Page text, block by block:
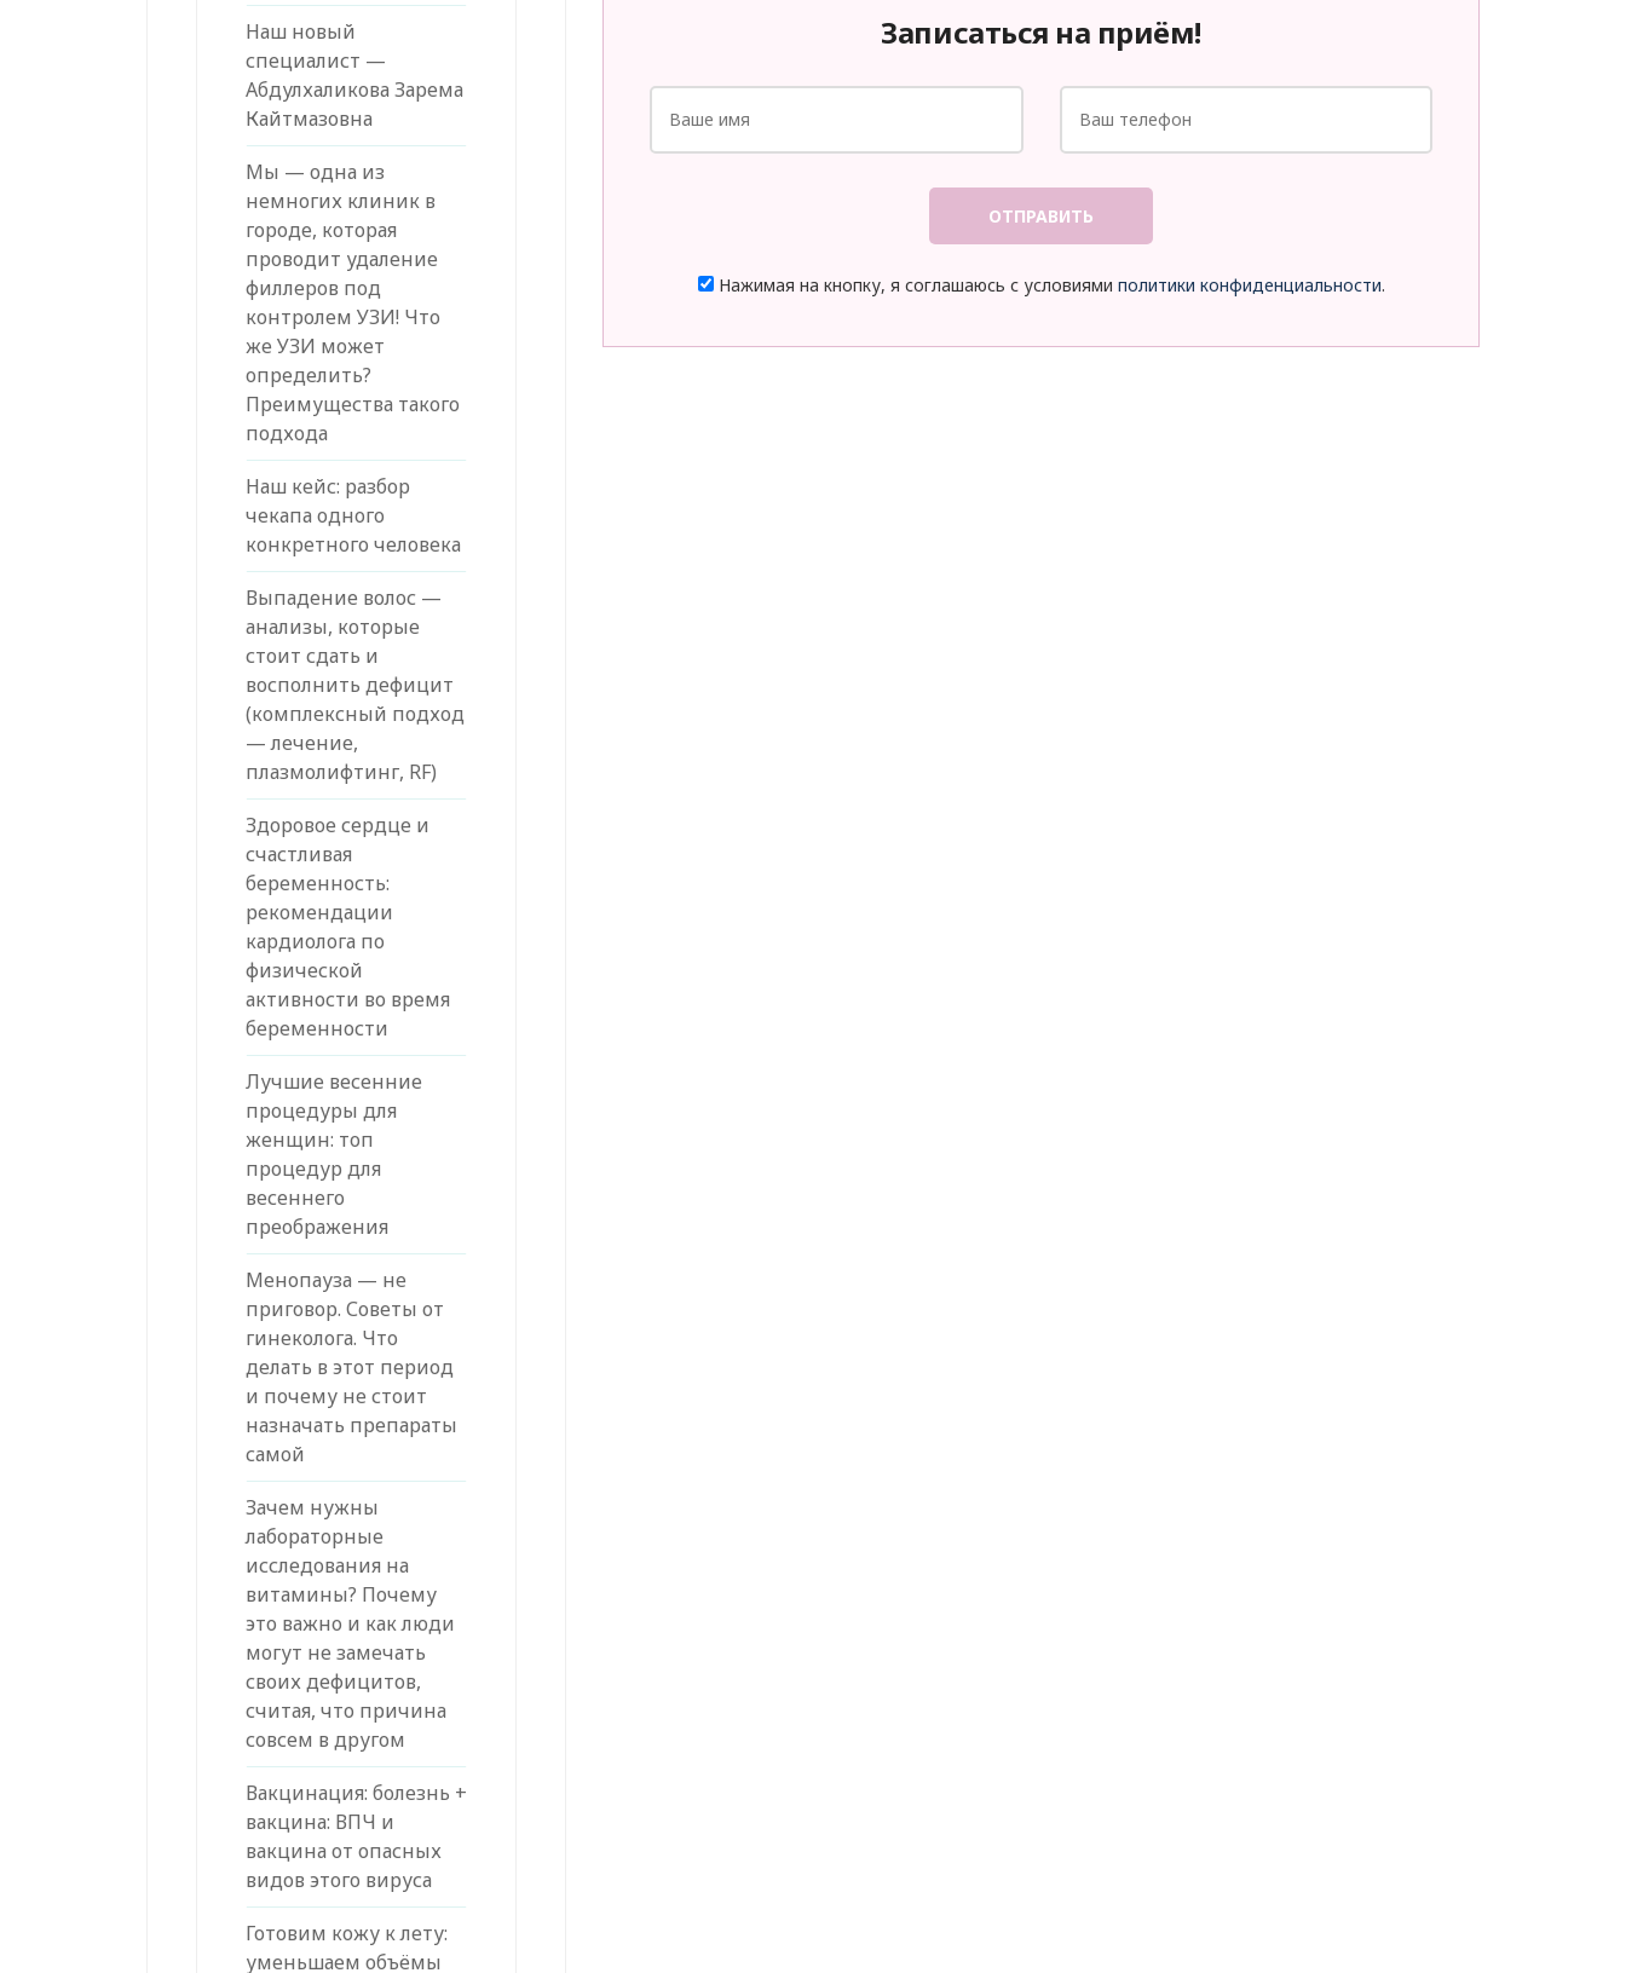
Наш новый
специалист —
Абдулхаликова Зарема
Кайтмазовна
Мы — одна из
немногих клиник в
городе, которая
проводит удаление
филлеров под
контролем УЗИ! Что
же УЗИ может
определить?
Преимущества такого
подхода
Наш кейс: разбор
чекапа одного
конкретного человека
Выпадение волос —
анализы, которые
стоит сдать и
восполнить дефицит
(комплексный подход
— лечение,
плазмолифтинг, RF)
Здоровое сердце и
счастливая
беременность:
рекомендации
кардиолога по
физической
активности во время
беременности
Лучшие весенние
процедуры для
женщин: топ
процедур для
весеннего
преображения
Менопауза — не
приговор. Советы от
гинеколога. Что
делать в этот период
и почему не стоит
назначать препараты
самой
Зачем нужны
лабораторные
исследования на
витамины? Почему
это важно и как люди
могут не замечать
своих дефицитов,
считая, что причина
совсем в другом
Вакцинация: болезнь +
вакцина: ВПЧ и
вакцина от опасных
видов этого вируса
Готовим кожу к лету:
уменьшаем объёмы
Записаться на приём!
ОТПРАВИТЬ
Нажимая на кнопку, я соглашаюсь с условиями политики конфиденциальности.